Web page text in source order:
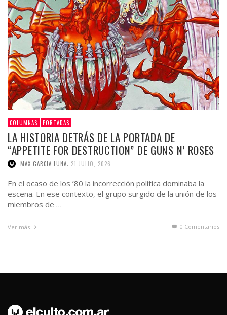
COLUMNAS PORTADAS
LA HISTORIA DETRÁS DE LA PORTADA DE
“APPETITE FOR DESTRUCTION” DE GUNS N’ ROSES
MAX GARCIA LUNA 21 JULIO, 2026
En el ocaso de los ’80 la incorrección política dominaba la
escena. En ese contexto, el grupo surgido de la unión de los
miembros de …
Ver más 0 Comentarios